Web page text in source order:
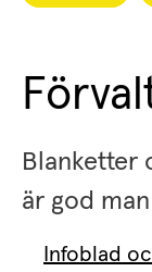
Blanketter
är god
Infoblad